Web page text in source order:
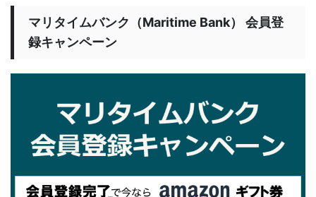
マリタイムバンク（Maritime Bank） 会員登
録キャンペーン